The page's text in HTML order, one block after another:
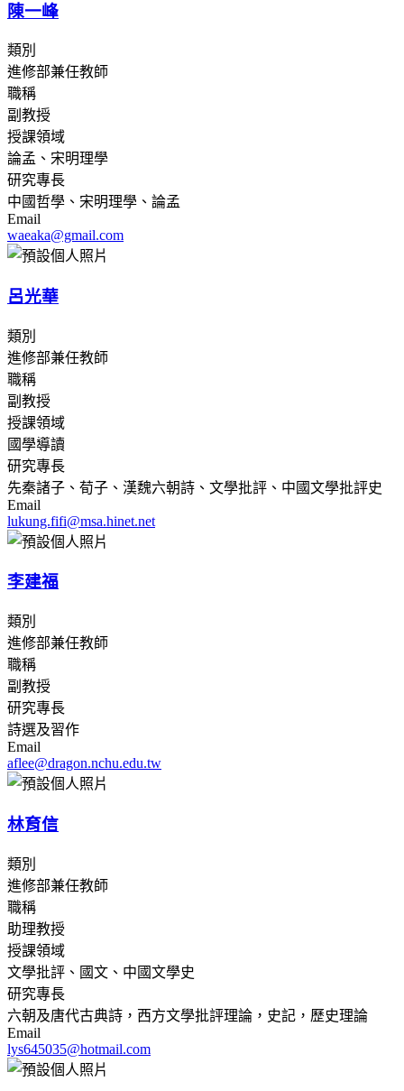
陳一峰
類別
進修部兼任教師
職稱
副教授
授課領域
論孟、宋明理學
研究專長
中國哲學、宋明理學、論孟
Email
waeaka@gmail.com
呂光華
類別
進修部兼任教師
職稱
副教授
授課領域
國學導讀
研究專長
先秦諸子、荀子、漢魏六朝詩、文學批評、中國文學批評史
Email
lukung.fifi@msa.hinet.net
李建福
類別
進修部兼任教師
職稱
副教授
研究專長
詩選及習作
Email
aflee@dragon.nchu.edu.tw
林育信
類別
進修部兼任教師
職稱
助理教授
授課領域
文學批評、國文、中國文學史
研究專長
六朝及唐代古典詩，西方文學批評理論，史記，歷史理論
Email
lys645035@hotmail.com